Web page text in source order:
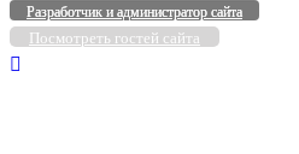
Разработчик и администратор сайта
Посмотреть гостей сайта